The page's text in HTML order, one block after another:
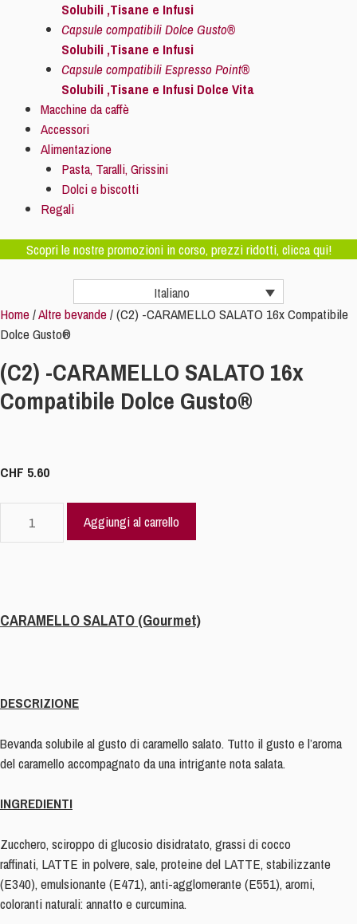
Solubili ,Tisane e Infusi
Capsule compatibili Dolce Gusto®
Solubili ,Tisane e Infusi
Capsule compatibili Espresso Point®
Solubili ,Tisane e Infusi Dolce Vita
Macchine da caffè
Accessori
Alimentazione
Pasta, Taralli, Grissini
Dolci e biscotti
Regali
Scopri le nostre promozioni in corso, prezzi ridotti, clicca qui!
Italiano
Home/Altre bevande/ (C2) -CARAMELLO SALATO 16x Compatibile
Dolce Gusto®
(C2) -CARAMELLO SALATO 16x
Compatibile Dolce Gusto®
CHF 5.60
Dolce
Gusto®
Aggiungi al carrello
CARAMELLO SALATO (Gourmet)
DESCRIZIONE
Bevanda solubile al gusto di caramello salato. Tutto il gusto e l’aroma
del caramello accompagnato da una intrigante nota salata.
INGREDIENTI
Zucchero, sciroppo di glucosio disidratato, grassi di cocco
raffinati, LATTE in polvere, sale, proteine del LATTE, stabilizzante
(E340), emulsionante (E471), anti-agglomerante (E551), aromi,
coloranti naturali: annatto e curcumina.